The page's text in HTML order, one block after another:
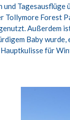
und
Tollymore Forest
Außerdem
Baby wurde,
für